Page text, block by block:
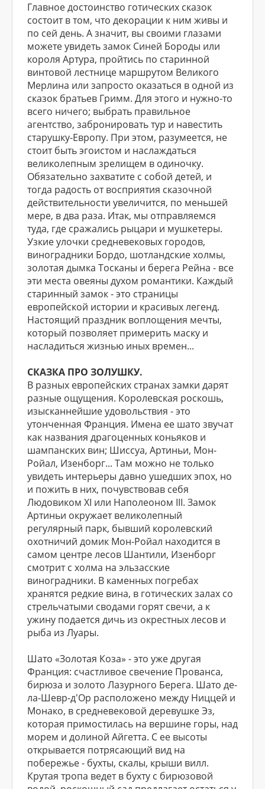
Главное достоинство готических сказок
состоит в том, что декорации к ним живы и
по сей день. А значит, вы своими глазами
можете увидеть замок Синей Бороды или
короля Артура, пройтись по старинной
винтовой лестнице маршрутом Великого
Мерлина или запросто оказаться в одной из
сказок братьев Гримм. Для этого и нужно-то
всего ничего; выбрать правильное
агентство, забронировать тур и навестить
старушку-Европу. При этом, разумеется, не
стоит быть эгоистом и наслаждаться
великолепным зрелищем в одиночку.
Обязательно захватите с собой детей, и
тогда радость от восприятия сказочной
действительности увеличится, по меньшей
мере, в два раза. Итак, мы отправляемся
туда, где сражались рыцари и мушкетеры.
Узкие улочки средневековых городов,
виноградники Бордо, шотландские холмы,
золотая дымка Тосканы и берега Рейна - все
эти места овеяны духом романтики. Каждый
старинный замок - это страницы
европейской истории и красивых легенд.
Настоящий праздник воплощения мечты,
который позволяет примерить маску и
насладиться жизнью иных времен...
СКАЗКА ПРО ЗОЛУШКУ.
В разных европейских странах замки дарят
разные ощущения. Королевская роскошь,
изысканнейшие удовольствия - это
утонченная Франция. Имена ее шато звучат
как названия драгоценных коньяков и
шампанских вин; Шиссуа, Артиньи, Мон-
Ройал, Изенборг... Там можно не только
увидеть интерьеры давно ушедших эпох, но
и пожить в них, почувствовав себя
Людовиком XI или Наполеоном III. Замок
Артиньи окружает великолепный
регулярный парк, бывший королевский
охотничий домик Мон-Ройал находится в
самом центре лесов Шантили, Изенборг
смотрит с холма на эльзасские
виноградники. В каменных погребах
хранятся редкие вина, в готических залах со
стрельчатыми сводами горят свечи, а к
ужину подается дичь из окрестных лесов и
рыба из Луары.
Шато «Золотая Коза» - это уже другая
Франция: счастливое свечение Прованса,
бирюза и золото Лазурного Берега. Шато де-
ла-Шевр-д'Ор расположено между Ниццей и
Монако, в средневековой деревушке Эз,
которая примостилась на вершине горы, над
морем и долиной Айгетта. С ее высоты
открывается потрясающий вид на
побережье - бухты, скалы, крыши вилл.
Крутая тропа ведет в бухту с бирюзовой